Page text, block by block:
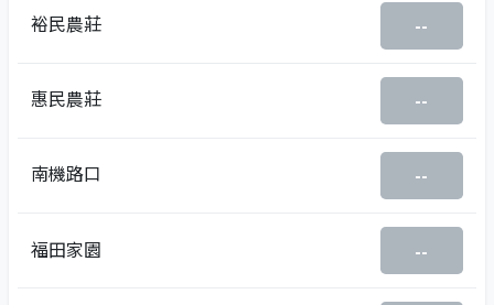
裕民農莊 --
惠民農莊 --
南機路口 --
福田家園 --